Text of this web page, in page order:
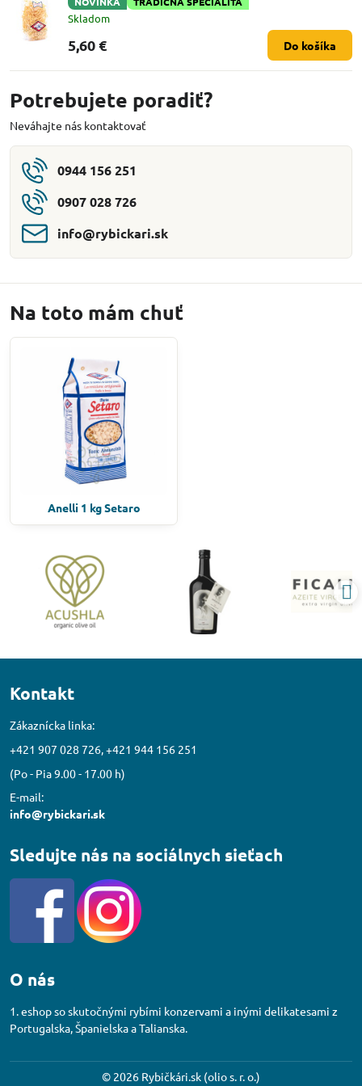
Skladom
5,60 € Do košíka
Potrebujete poradiť?
Neváhajte nás kontaktovať
0944 156 251
0907 028 726
info​@rybickari​.sk
Na toto mám chuť
Anelli 1 kg Setaro
Kontakt
Zákaznícka linka:
+421 907 028 726, +421 944 156 251
(Po - Pia 9.00 - 17.00 h)
E-mail:
info@rybickari.sk
Sledujte nás na sociálnych sieťach
O nás
1. eshop so skutočnými rybími konzervami a inými delikatesami z
Portugalska, Španielska a Talianska.
© 2026 Rybičkári.sk (olio s. r. o.)